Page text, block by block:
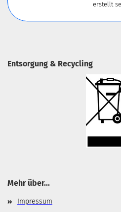
erstellt
Entsorgung & Recycling
Mehr über...
Impressum